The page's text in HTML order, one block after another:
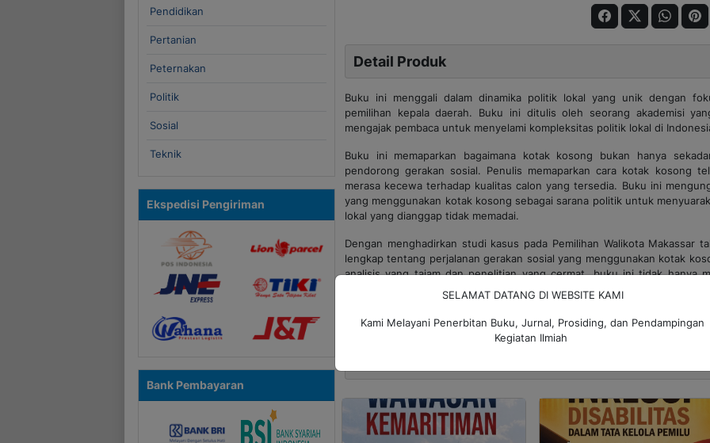
Detail Produk
Buku ini menggali dalam dinamika politik lokal yang unik dengan
pemilihan kepala daerah. Buku ini ditulis oleh seorang akademisi
mengajak pembaca untuk menyelami kompleksitas politik lokal di
Buku ini memaparkan bagaimana kotak kosong bukan hanya
pendorong gerakan sosial. Penulis memaparkan cara kotak kosong
merasa kecewa terhadap kualitas calon yang tersedia. Buku ini
yang menggunakan kotak kosong sebagai sarana politik untuk
lokal yang dianggap tidak memadai.
Dengan menghadirkan studi kasus pada Pemilihan Walikota Makassar
lengkap tentang perjalanan gerakan sosial yang menggunakan kotak
analisis yang tajam dan penelitian yang cermat, buku ini tidak hanya
fenomena kotak kosong dalam konteks Pilkada, tetapi juga
pentingnya peran partisipatif masyarakat dalam membentuk arah
sistem pemerintahan lokal.
Pendidikan
Pertanian
Peternakan
Politik
Sosial
Teknik
Ekspedisi Pengiriman
Bank Pembayaran
SELAMAT DATANG DI WEBSITE KAMI
Kami Melayani Penerbitan Buku, Jurnal, Prosiding, dan Pendampingan
Kegiatan Ilmiah